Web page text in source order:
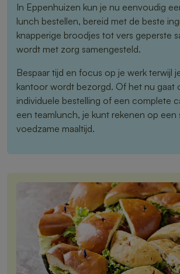
In Eppenhuizen kun je nu eenvoudig
lunch bestellen, bereid met de beste
knapperige broodjes tot vers geperste
wordt met zorg samengesteld.
Bespaar tijd en focus op je werk terwijl
kantoor wordt bezorgd. Of het nu gaat
individuele bestelling of een complete
een teamlunch, je kunt rekenen op een
voedzame maaltijd.